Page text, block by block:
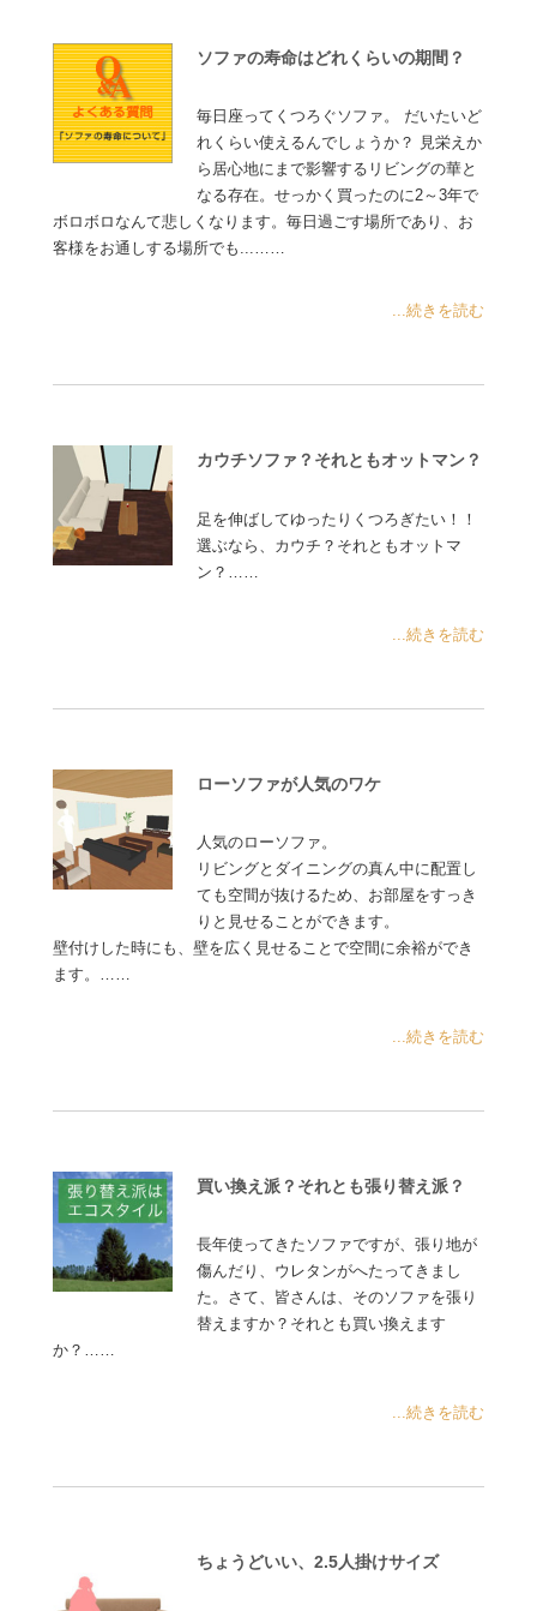
ソファの寿命はどれくらいの期間？
毎日座ってくつろぐソファ。 だいたいど
れくらい使えるんでしょうか？ 見栄えか
ら居心地にまで影響するリビングの華と
なる存在。せっかく買ったのに2～3年で
ボロボロなんて悲しくなります。毎日過ごす場所であり、お
客様をお通しする場所でも...……
...続きを読む
カウチソファ？それともオットマン？
足を伸ばしてゆったりくつろぎたい！！
選ぶなら、カウチ？それともオットマ
ン？……
...続きを読む
ローソファが人気のワケ
人気のローソファ。
リビングとダイニングの真ん中に配置し
ても空間が抜けるため、お部屋をすっき
りと見せることができます。
壁付けした時にも、壁を広く見せることで空間に余裕ができ
ます。……
...続きを読む
買い換え派？それとも張り替え派？
長年使ってきたソファですが、張り地が
傷んだり、ウレタンがへたってきまし
た。さて、皆さんは、そのソファを張り
替えますか？それとも買い換えます
か？……
...続きを読む
ちょうどいい、2.5人掛けサイズ